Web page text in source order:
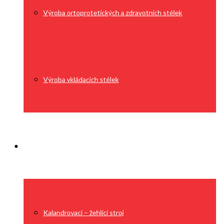
Výroba ortoprotetických a zdravotních stélek
Výroba vkládacích stélek
Kalandrovací – žehlící stroj